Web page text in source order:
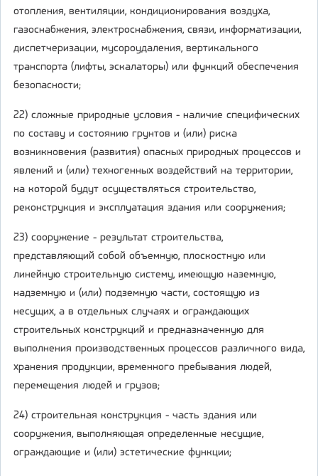
отопления, вентиляции, кондиционирования воздуха,
газоснабжения, электроснабжения, связи, информатизации,
диспетчеризации, мусороудаления, вертикального
транспорта (лифты, эскалаторы) или функций обеспечения
безопасности;
22) сложные природные условия - наличие специфических
по составу и состоянию грунтов и (или) риска
возникновения (развития) опасных природных процессов и
явлений и (или) техногенных воздействий на территории,
на которой будут осуществляться строительство,
реконструкция и эксплуатация здания или сооружения;
23) сооружение - результат строительства,
представляющий собой объемную, плоскостную или
линейную строительную систему, имеющую наземную,
надземную и (или) подземную части, состоящую из
несущих, а в отдельных случаях и ограждающих
строительных конструкций и предназначенную для
выполнения производственных процессов различного вида,
хранения продукции, временного пребывания людей,
перемещения людей и грузов;
24) строительная конструкция - часть здания или
сооружения, выполняющая определенные несущие,
ограждающие и (или) эстетические функции;